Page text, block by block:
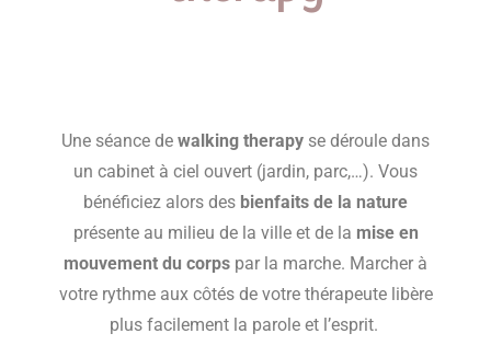
Une séance de walking therapy se déroule dans
un cabinet à ciel ouvert (jardin, parc,…). Vous
bénéficiez alors des bienfaits de la nature
présente au milieu de la ville et de la mise en
mouvement du corps par la marche. Marcher à
votre rythme aux côtés de votre thérapeute libère
plus facilement la parole et l’esprit.